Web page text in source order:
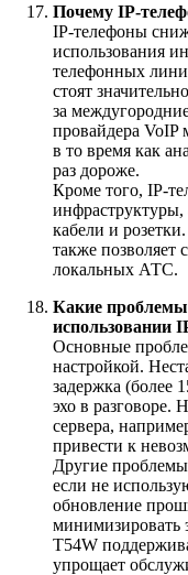
Почему IP-
IP-телефоны
использования
телефонных
стоят
за
провайдера VoIP
в то время как
раз дороже.
Кроме того, IP-
инфраструктуры,
кабели и
также позволяет
локальных АТС.
Какие проблемы
использовании
Основные
настройкой.
задержка (более
эхо в разговоре.
сервера,
привести к
Другие
если не
обновление
минимизировать
T54W
упрощает